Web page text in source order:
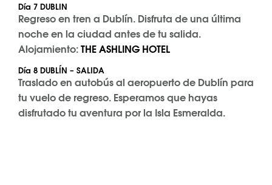
Día 7 DUBLIN
Regreso en tren a Dublín. Disfruta de una última
noche en la ciudad antes de tu salida.
Alojamiento:THE ASHLING HOTEL
Día 8 DUBLÍN – SALIDA
Traslado en autobús al aeropuerto de Dublín para
tu vuelo de regreso. Esperamos que hayas
disfrutado tu aventura por la Isla Esmeralda.